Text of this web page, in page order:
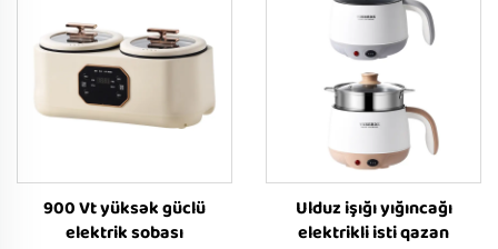
900 Vt yüksək güclü
elektrik sobası
Ulduz işığı yığıncağı
elektrikli isti qazan